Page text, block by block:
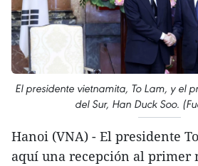
El presidente vietnamita, To Lam, y el
del Sur, Han Duck Soo.
Hanoi (VNA) - El presidente
aquí una recepción al primer